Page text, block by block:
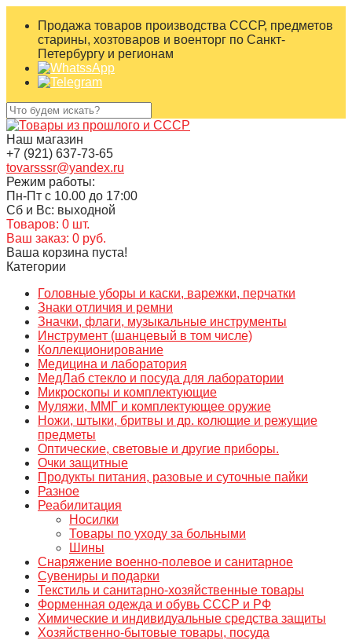
Продажа товаров производства СССР, предметов
старины, хозтоваров и военторг по Санкт-
Петербургу и регионам
Наш магазин
+7 (921) 637-73-65
tovarsssr@yandex.ru
Режим работы:
Пн-Пт с 10.00 до 17:00
Сб и Вс: выходной
Товаров: 0 шт.
Ваш заказ: 0 руб.
Ваша корзина пуста!
Категории
Головные уборы и каски, варежки, перчатки
Знаки отличия и ремни
Значки, флаги, музыкальные инструменты
Инструмент (шанцевый в том числе)
Коллекционирование
Медицина и лаборатория
МедЛаб стекло и посуда для лаборатории
Микроскопы и комплектующие
Муляжи, ММГ и комплектующее оружие
Ножи, штыки, бритвы и др. колющие и режущие
предметы
Оптические, световые и другие приборы.
Очки защитные
Продукты питания, разовые и суточные пайки
Разное
Реабилитация
Носилки
Товары по уходу за больными
Шины
Снаряжение военно-полевое и санитарное
Сувениры и подарки
Текстиль и санитарно-хозяйственные товары
Форменная одежда и обувь СССР и РФ
Химические и индивидуальные средства защиты
Хозяйственно-бытовые товары, посуда